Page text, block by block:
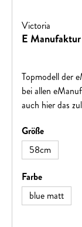
Victoria
E Manufaktur
Topmodell der
bei allen
auch hier das
sorgen für
die Navigation
Größeauswählen
58cm
Farbeauswählen
blue matt